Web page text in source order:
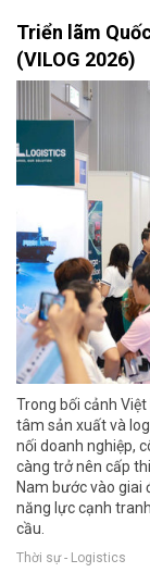
Triển lãm
(VILOG 2026)
Trong bối cảnh
tâm sản xuất và
nối doanh nghiệp,
càng trở nên cấp
Nam bước vào giai
năng lực cạnh
cầu.
Thời sự - Logistics